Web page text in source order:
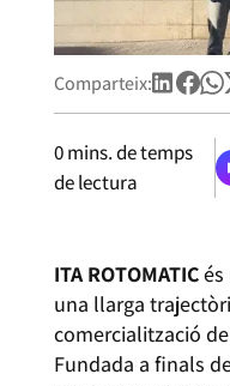
Comparteix:
0mins. de temps
de lectura
ITA ROTOMATICés
una llarga
comercialització
Fundada a finals